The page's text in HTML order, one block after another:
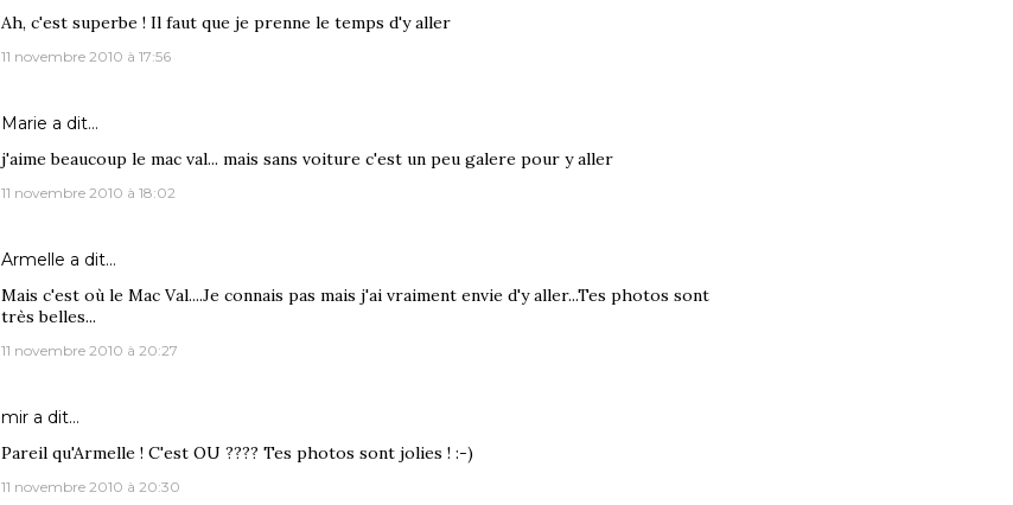
Ah, c'est superbe ! Il faut que je prenne le temps d'y aller
11 novembre 2010 à 17:56
Marie a dit…
j'aime beaucoup le mac val... mais sans voiture c'est un peu galere pour y aller
11 novembre 2010 à 18:02
Armelle a dit…
Mais c'est où le Mac Val....Je connais pas mais j'ai vraiment envie d'y aller...Tes photos sont
très belles...
11 novembre 2010 à 20:27
mir a dit…
Pareil qu'Armelle ! C'est OU ???? Tes photos sont jolies ! :-)
11 novembre 2010 à 20:30